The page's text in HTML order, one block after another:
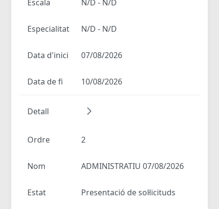
Escala N/D - N/D
Especialitat N/D - N/D
Data d'inici 07/08/2026
Data de fi 10/08/2026
Detall
Ordre 2
Nom ADMINISTRATIU 07/08/2026
Estat Presentació de sol·licituds